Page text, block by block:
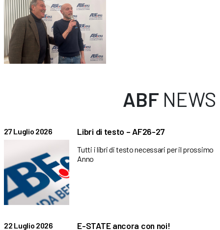
ABF NEWS
27 Luglio 2026 Libri di testo – AF26-27
Tutti i libri di testo necessari per il prossimo
Anno
22 Luglio 2026 E-STATE ancora con noi!